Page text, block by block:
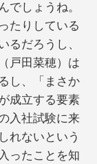
でしょうね。
たりしている
るだろうし、
戸田菜穂）は
し、「まさか
成立する要素
入社試験に来
れないという
ったことを知